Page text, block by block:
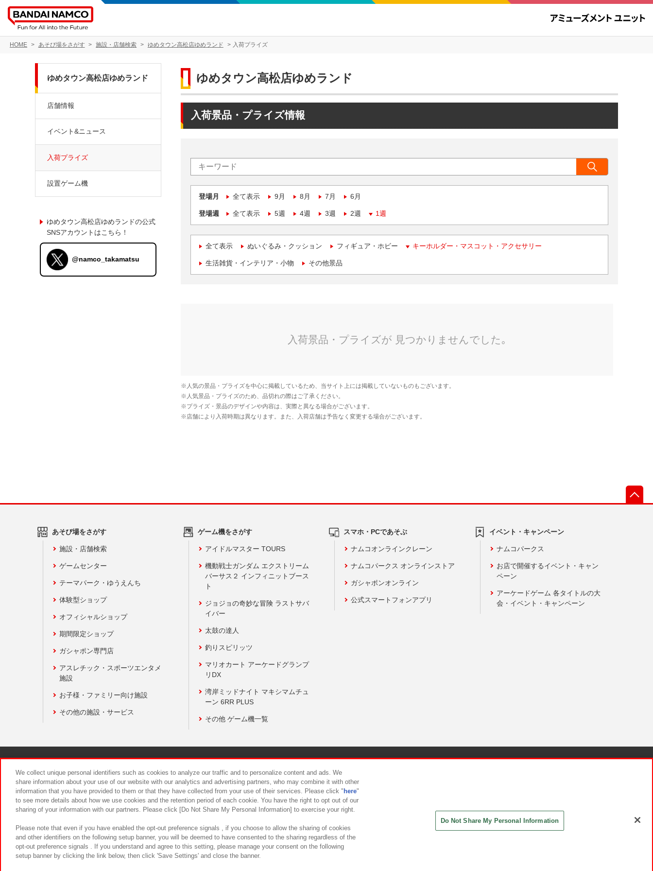
HOME あそび場をさがす 施設・店舗検索 ゆめタウン高松店ゆめランド 入荷プライズ
ゆめタウン高松店ゆめランド
入荷景品・プライズ情報
登場月 全て表示 9月 8月 7月 6月
登場週 全て表示 5週 4週 3週 2週 1週
全て表示 ぬいぐるみ・クッション フィギュア・ホビー キーホルダー・マスコット・アクセサリー
生活雑貨・インテリア・小物 その他景品
ゆめタウン高松店ゆめランド
店舗情報
イベント&ニュース
入荷プライズ
設置ゲーム機
ゆめタウン高松店ゆめランドの公式
SNSアカウントはこちら！
@namco_takamatsu
あそび場をさがす
施設・店舗検索
ゲームセンター
テーマパーク・ゆうえんち
体験型ショップ
オフィシャルショップ
期間限定ショップ
ガシャポン専門店
アスレチック・スポーツエンタメ
施設
お子様・ファミリー向け施設
その他の施設・サービス
ゲーム機をさがす
アイドルマスター TOURS
機動戦士ガンダム エクストリーム
バーサス２ インフィニットブース
ト
ジョジョの奇妙な冒険 ラストサバ
イバー
太鼓の達人
釣りスピリッツ
マリオカート アーケードグランプ
リDX
湾岸ミッドナイト マキシマムチュ
ーン 6RR PLUS
その他 ゲーム機一覧
スマホ・PCであそぶ
ナムコオンラインクレーン
ナムコパークス オンラインストア
ガシャポンオンライン
公式スマートフォンアプリ
イベント・キャンペーン
ナムコパークス
お店で開催するイベント・キャン
ペーン
アーケードゲーム 各タイトルの大
会・イベント・キャンペーン
食品のご提供について カスタマーハラスメント対応方針
We collect unique personal identifiers such as cookies to analyze our traffic and to personalize content and ads. We
share information about your use of our website with our analytics and advertising partners, who may combine it with other
information that you have provided to them or that they have collected from your use of their services. Please click " here"
to see more details about how we use cookies and the retention period of each cookie. You have the right to opt out of our
sharing of your information with our partners. Please click [Do Not Share My Personal Information] to exercise your right.
Please note that even if you have enabled the opt-out preference signals , if you choose to allow the sharing of cookies
and other identifiers on the following setup banner, you will be deemed to have consented to the sharing regardless of the
opt-out preference signals . If you understand and agree to this setting, please manage your consent on the following
setup banner by clicking the link below, then click 'Save Settings' and close the banner.
Do Not Share My Personal Information